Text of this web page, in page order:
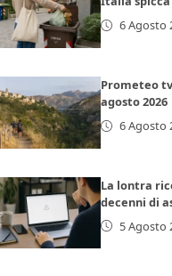
6 Agosto
Prometeo
agosto 2026
6 Agosto
La lontra
decenni di
5 Agosto